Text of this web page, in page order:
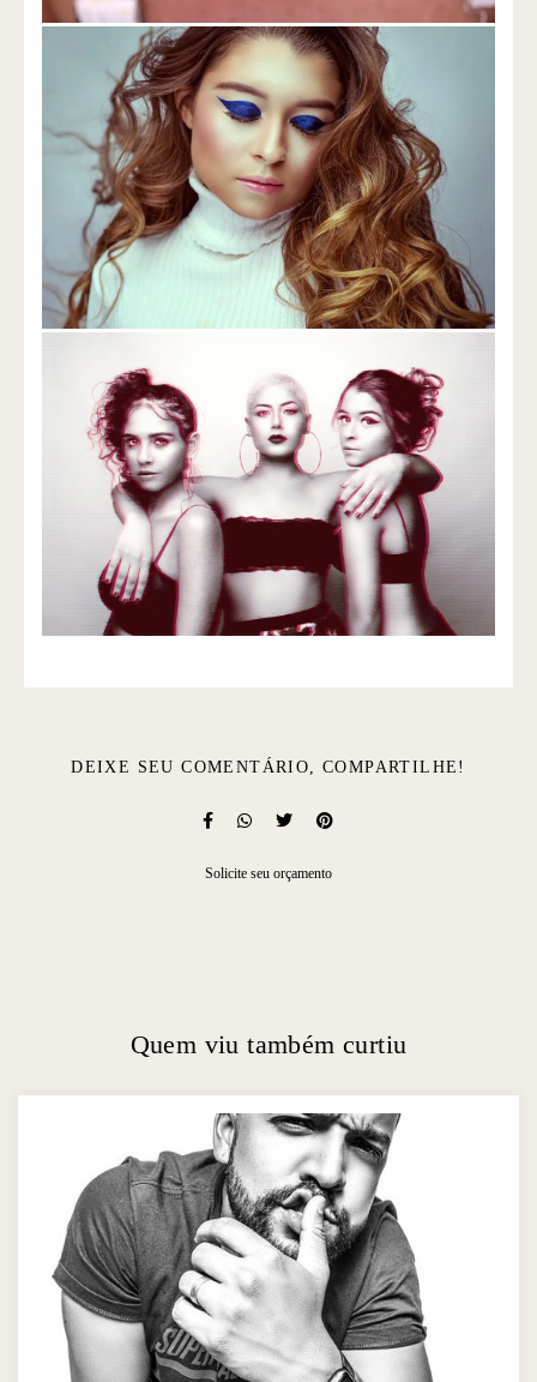
DEIXE SEU COMENTÁRIO, COMPARTILHE!
Solicite seu orçamento
Quem viu também curtiu